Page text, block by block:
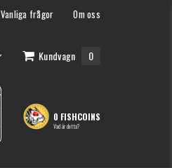
Vanliga frågor Om oss
Kundvagn 0
0 FISHCOINS
Vad är detta?